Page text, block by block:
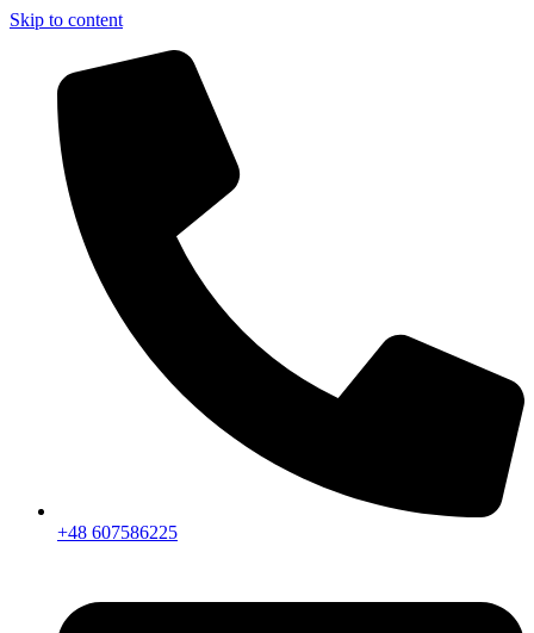
Skip to content
+48 607586225